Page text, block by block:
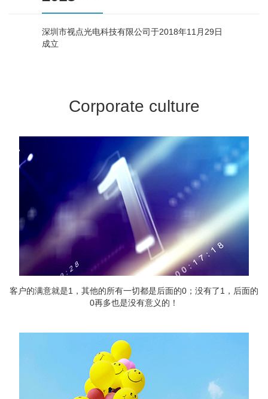
深圳市视点光电科技有限公司于2018年11月29日
成立
Corporate culture
客户的满意就是1，其他的所有一切都是后面的0；没有了1，后面的
0再多也是没有意义的！